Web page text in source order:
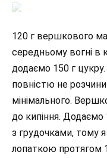
120 г вершкового
середньому вогні в
додаємо 150 г
повністю не
мінімального.
до кипіння.
з грудочками, тому
лопаткою протягом